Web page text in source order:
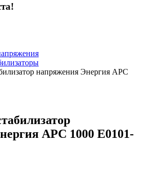
напряжения Энергия АРС
АРС 1000 Е0101-